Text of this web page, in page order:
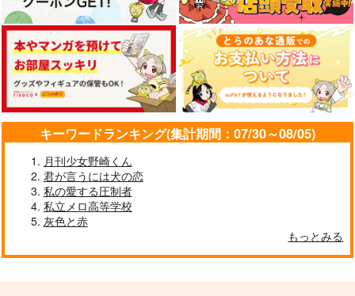
3:19AMのゴースト・
イーター
とべそう
カート×マックス
サンプル
作品詳細
賞味期限500年
とべそう
787円（税込）
ピンポンしか鳴らな
い！！
Ｔ＋
キーワードランキング(集計期間：07/30～08/05)
月刊少女野崎くん
君が言うには犬の恋
私の愛する圧制者
私立メロ高等学校
灰色と赤
もっとみる